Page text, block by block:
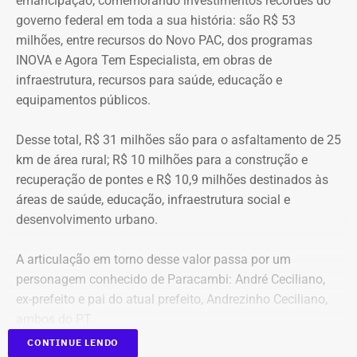
A relação de bens foi informada pelo próprio candidato à
Justiça Eleitoral durante o registro da candidatura. As
declarações são públicas e podem ser consultadas por
qualquer eleitor no sistema DivulgaCand, do Tribunal
Superior Eleitoral (TSE).
governo federal em toda a sua história: são R$ 53
milhões, entre recursos do Novo PAC, dos programas
INOVA e Agora Tem Especialista, em obras de
infraestrutura, recursos para saúde, educação e
equipamentos públicos.
Desse total, R$ 31 milhões são para o asfaltamento de 25
km de área rural; R$ 10 milhões para a construção e
recuperação de pontes e R$ 10,9 milhões destinados às
áreas de saúde, educação, infraestrutura social e
desenvolvimento urbano.
A articulação em torno desse valor passa por um
personagem conhecido de Paracambi: André Ceciliano,
ex-prefeito e pai do atual prefeito, Andrezinho Ceciliano,
CONTINUE LENDO